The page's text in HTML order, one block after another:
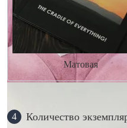
Матовая
4 Количество